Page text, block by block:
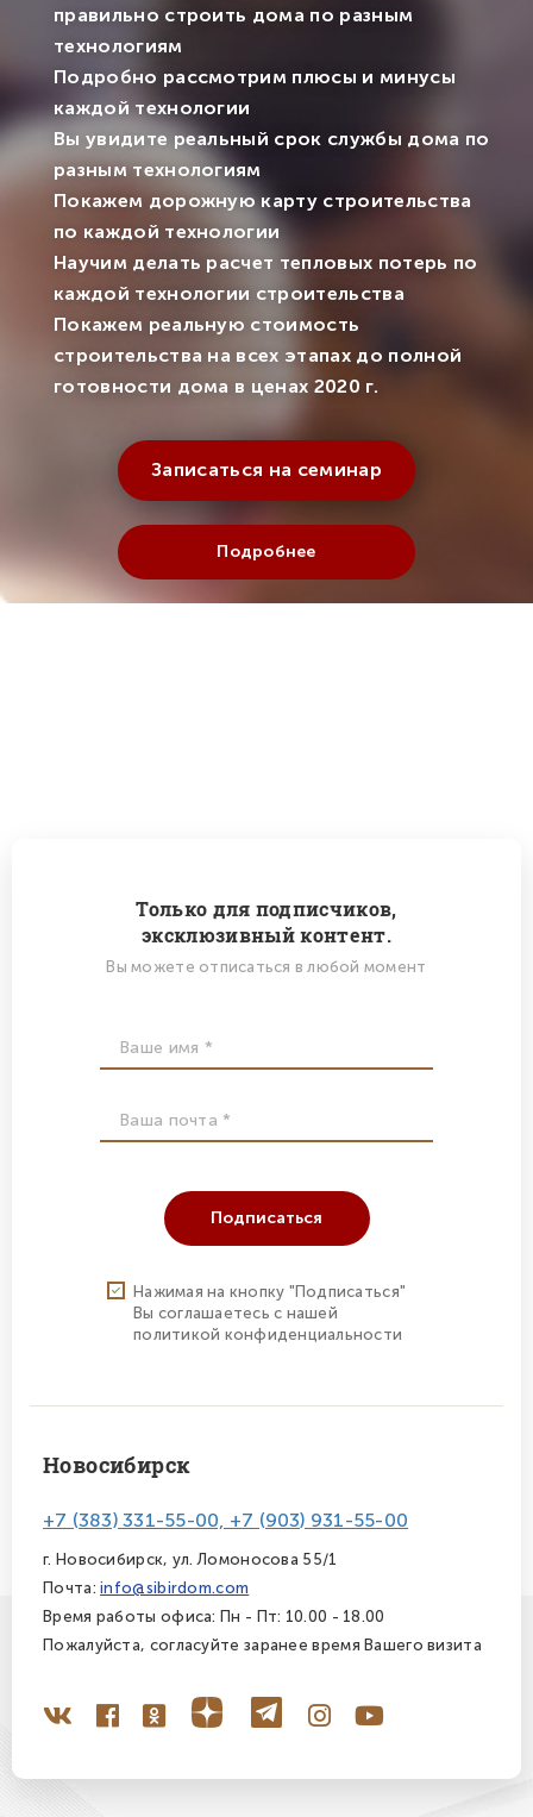
правильно строить дома по разным
технологиям
Подробно рассмотрим плюсы и минусы
каждой технологии
Вы увидите реальный срок службы дома по
разным технологиям
Покажем дорожную карту строительства
по каждой технологии
Научим делать расчет тепловых потерь по
каждой технологии строительства
Покажем реальную стоимость
строительства на всех этапах до полной
готовности дома в ценах 2020 г.
Записаться на семинар
Подробнее
Только для подписчиков,
эксклюзивный контент.
Вы можете отписаться в любой момент
Подписаться
Нажимая на кнопку "Подписаться"
Вы соглашаетесь с нашей
политикой конфиденциальности
Новосибирск
+7 (383) 331-55-00, +7 (903) 931-55-00
г. Новосибирск, ул. Ломоносова 55/1
Почта:info@sibirdom.com
Время работы офиса: Пн - Пт: 10.00 - 18.00
Пожалуйста, согласуйте заранее время Вашего визита